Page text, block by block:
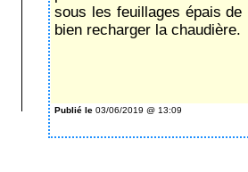
sous les feuillages épais
bien recharger la chaudière.
Publié le 03/06/2019 @ 13:09